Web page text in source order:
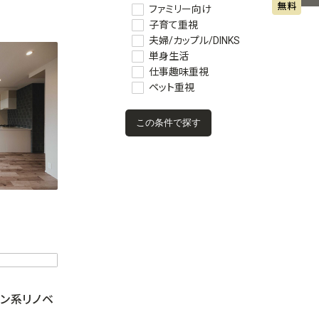
ファミリー向け
子育て重視
夫婦/カップル/DINKS
単身生活
仕事趣味重視
ペット重視
系リノベ